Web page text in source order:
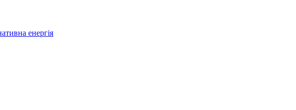
енергія